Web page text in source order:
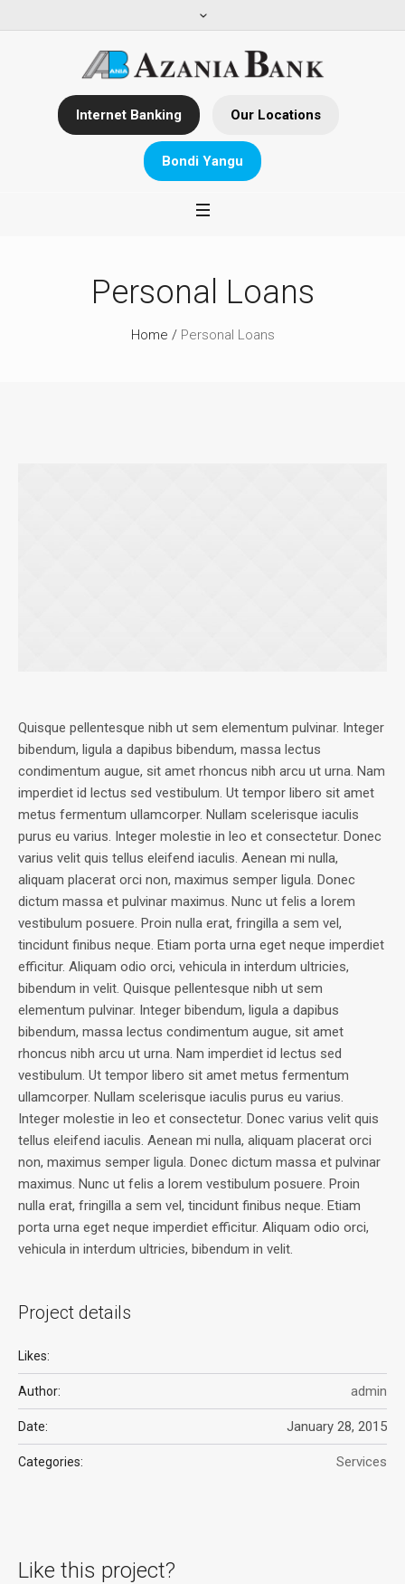
Internet Banking Our Locations
Bondi Yangu
Personal Loans
Home / Personal Loans
Quisque pellentesque nibh ut sem elementum pulvinar. Integer
bibendum, ligula a dapibus bibendum, massa lectus
condimentum augue, sit amet rhoncus nibh arcu ut urna. Nam
imperdiet id lectus sed vestibulum. Ut tempor libero sit amet
metus fermentum ullamcorper. Nullam scelerisque iaculis
purus eu varius. Integer molestie in leo et consectetur. Donec
varius velit quis tellus eleifend iaculis. Aenean mi nulla,
aliquam placerat orci non, maximus semper ligula. Donec
dictum massa et pulvinar maximus. Nunc ut felis a lorem
vestibulum posuere. Proin nulla erat, fringilla a sem vel,
tincidunt finibus neque. Etiam porta urna eget neque imperdiet
efficitur. Aliquam odio orci, vehicula in interdum ultricies,
bibendum in velit. Quisque pellentesque nibh ut sem
elementum pulvinar. Integer bibendum, ligula a dapibus
bibendum, massa lectus condimentum augue, sit amet
rhoncus nibh arcu ut urna. Nam imperdiet id lectus sed
vestibulum. Ut tempor libero sit amet metus fermentum
ullamcorper. Nullam scelerisque iaculis purus eu varius.
Integer molestie in leo et consectetur. Donec varius velit quis
tellus eleifend iaculis. Aenean mi nulla, aliquam placerat orci
non, maximus semper ligula. Donec dictum massa et pulvinar
maximus. Nunc ut felis a lorem vestibulum posuere. Proin
nulla erat, fringilla a sem vel, tincidunt finibus neque. Etiam
porta urna eget neque imperdiet efficitur. Aliquam odio orci,
vehicula in interdum ultricies, bibendum in velit.
Project details
Likes:
Author: admin
Date: January 28, 2015
Categories: Services
Like this project?